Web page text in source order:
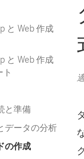
と Web 作成
と Web 作成
と準備
データの分析
の作成